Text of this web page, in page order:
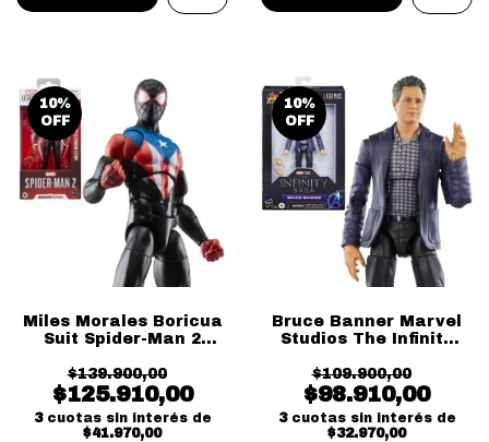
10%
OFF
Miles Morales Boricua
Suit Spider-Man 2
$139.900,00
$125.910,00
3 cuotas sin interés de
$41.970,00
10%
OFF
Bruce Banner Marvel
Studios The Infinity
$109.900,00
$98.910,00
3 cuotas sin interés de
$32.970,00